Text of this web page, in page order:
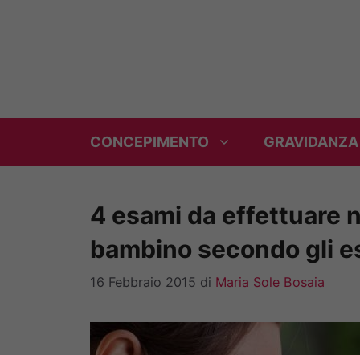
CONCEPIMENTO GRAVIDANZA
4 esami da effettuare
bambino secondo gli
16 Febbraio 2015 di Maria Sole Bosaia